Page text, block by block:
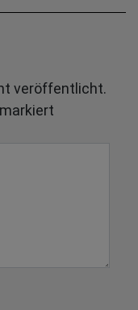
veröffentlicht.
markiert